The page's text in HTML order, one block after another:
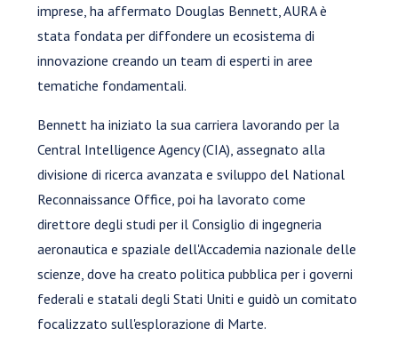
imprese, ha affermato Douglas Bennett, AURA è
stata fondata per diffondere un ecosistema di
innovazione creando un team di esperti in aree
tematiche fondamentali.
Bennett ha iniziato la sua carriera lavorando per la
Central Intelligence Agency (CIA), assegnato alla
divisione di ricerca avanzata e sviluppo del National
Reconnaissance Office, poi ha lavorato come
direttore degli studi per il Consiglio di ingegneria
aeronautica e spaziale dell'Accademia nazionale delle
scienze, dove ha creato politica pubblica per i governi
federali e statali degli Stati Uniti e guidò un comitato
focalizzato sull'esplorazione di Marte.